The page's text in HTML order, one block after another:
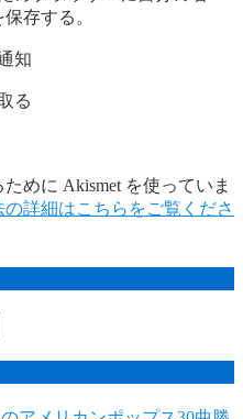
存する。
知
る
めに Akismet を使っていま
詳細はこちらをご覧くださ